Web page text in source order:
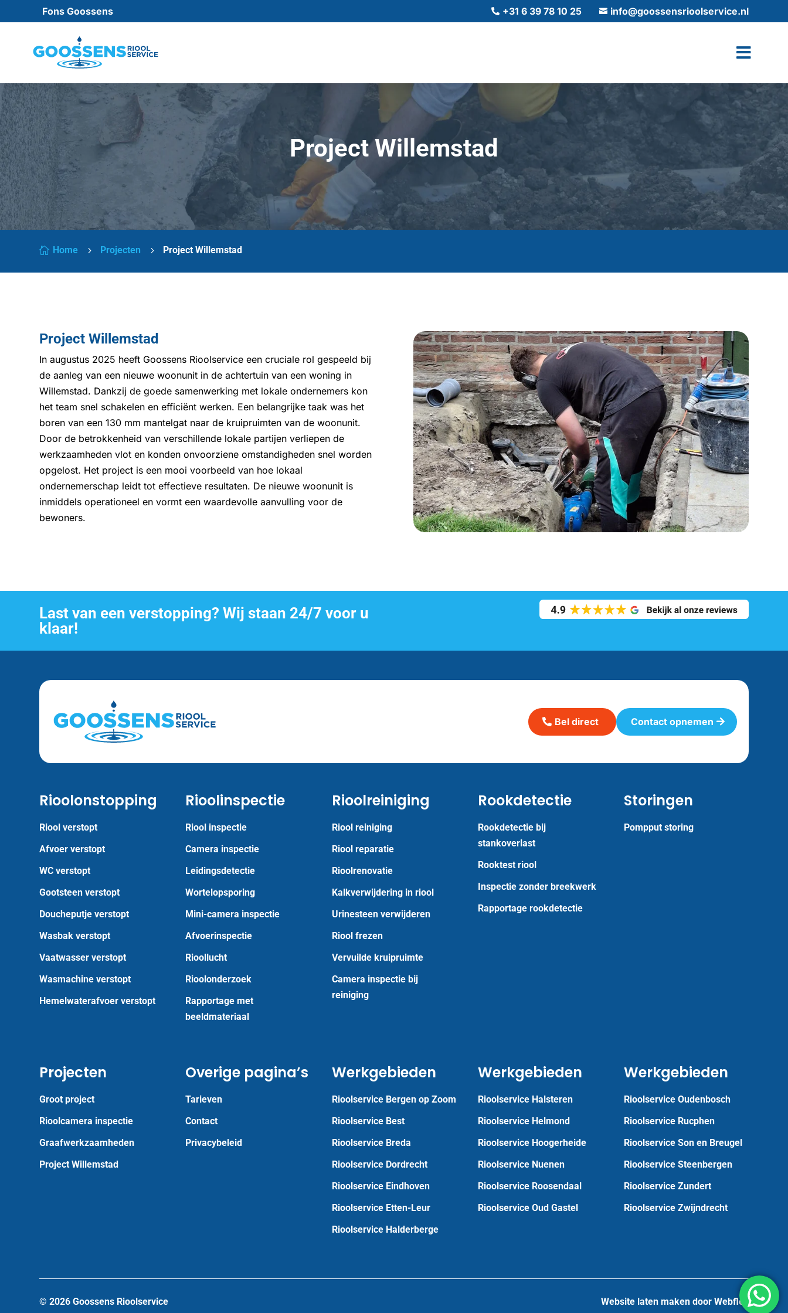
Fons Goossens  +31 6 39 78 10 25  info@goossensrioolservice.nl
Project Willemstad
 Home 5 Projecten 5 Project Willemstad
Project Willemstad
In augustus 2025 heeft Goossens Rioolservice een cruciale rol gespeeld bij
de aanleg van een nieuwe woonunit in de achtertuin van een woning in
Willemstad. Dankzij de goede samenwerking met lokale ondernemers kon
het team snel schakelen en efficiënt werken. Een belangrijke taak was het
boren van een 130 mm mantelgat naar de kruipruimten van de woonunit.
Door de betrokkenheid van verschillende lokale partijen verliepen de
werkzaamheden vlot en konden onvoorziene omstandigheden snel worden
opgelost. Het project is een mooi voorbeeld van hoe lokaal
ondernemerschap leidt tot effectieve resultaten. De nieuwe woonunit is
inmiddels operationeel en vormt een waardevolle aanvulling voor de
bewoners.
Last van een verstopping? Wij staan 24/7 voor u
klaar!
Bel direct Contact opnemen
Rioolonstopping
Riool verstopt
Afvoer verstopt
WC verstopt
Gootsteen verstopt
Doucheputje verstopt
Wasbak verstopt
Vaatwasser verstopt
Wasmachine verstopt
Hemelwaterafvoer verstopt
Rioolinspectie
Riool inspectie
Camera inspectie
Leidingsdetectie
Wortelopsporing
Mini-camera inspectie
Afvoerinspectie
Rioollucht
Rioolonderzoek
Rapportage met
beeldmateriaal
Rioolreiniging
Riool reiniging
Riool reparatie
Rioolrenovatie
Kalkverwijdering in riool
Urinesteen verwijderen
Riool frezen
Vervuilde kruipruimte
Camera inspectie bij
reiniging
Rookdetectie
Rookdetectie bij
stankoverlast
Rooktest riool
Inspectie zonder breekwerk
Rapportage rookdetectie
Storingen
Pompput storing
Projecten
Groot project
Rioolcamera inspectie
Graafwerkzaamheden
Project Willemstad
Overige pagina’s
Tarieven
Contact
Privacybeleid
Werkgebieden
Rioolservice Bergen op Zoom
Rioolservice Best
Rioolservice Breda
Rioolservice Dordrecht
Rioolservice Eindhoven
Rioolservice Etten-Leur
Rioolservice Halderberge
Werkgebieden
Rioolservice Halsteren
Rioolservice Helmond
Rioolservice Hoogerheide
Rioolservice Nuenen
Rioolservice Roosendaal
Rioolservice Oud Gastel
Werkgebieden
Rioolservice Oudenbosch
Rioolservice Rucphen
Rioolservice Son en Breugel
Rioolservice Steenbergen
Rioolservice Zundert
Rioolservice Zwijndrecht
© 2026 Goossens Rioolservice Website laten maken door Webflex